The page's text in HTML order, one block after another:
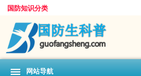
国防知识分类
网站导航